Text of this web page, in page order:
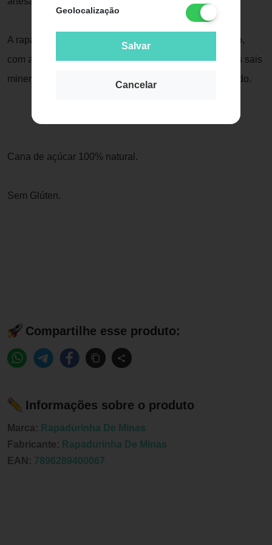
Geolocalização
Salvar
Cancelar
A rapadura tem um gosto próprio tipicamente brasileiro,
com alto valor nutritivo, contendo quase 10 vezes mais sais
minerais do que os presentes no açúcar branco refinado.
Cana de açúcar 100% natural.
Sem Glúten.
Compartilhe esse produto:
Informações sobre o produto
Marca: Rapadurinha De Minas
Fabricante: Rapadurinha De Minas
EAN: 7896289400067